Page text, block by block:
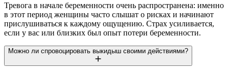
Тревога в начале беременности очень распространена: именно
в этот период женщины часто слышат о рисках и начинают
прислушиваться к каждому ощущению. Страх усиливается,
если у вас или близких был опыт потери беременности.
Можно ли спровоцировать выкидыш своими действиями?